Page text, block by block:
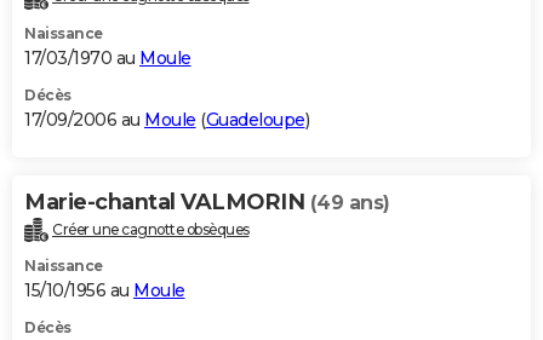
Naissance
17/03/1970 au Moule
Décès
17/09/2006 au Moule (Guadeloupe)
Marie-chantal VALMORIN (49 ans)
Créer une cagnotte obsèques
Naissance
15/10/1956 au Moule
Décès